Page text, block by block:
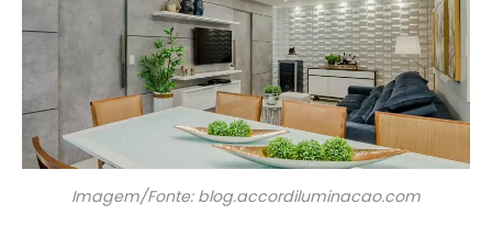
Imagem/Fonte: blog.accordiluminacao.com